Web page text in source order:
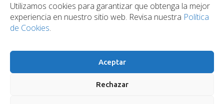
Utilizamos cookies para garantizar que obtenga la mejor
experiencia en nuestro sitio web. Revisa nuestra Política
de Cookies.
Aceptar
Rechazar